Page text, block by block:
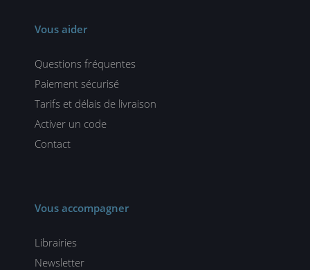
Vous aider
Questions fréquentes
Paiement sécurisé
Tarifs et délais de livraison
Activer un code
Contact
Vous accompagner
Librairies
Newsletter